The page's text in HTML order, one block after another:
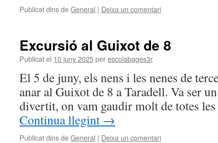
Publicat dins deGeneral | Deixa un comentari
Excursió al Guixot de 8
Publicat el 10 juny 2025perescolabages3r
El 5 de juny, els nens i les nenes de
anar al Guixot de 8 a Taradell. Va ser
divertit, on vam gaudir molt de totes
Continua llegint →
Publicat dins deGeneral | Deixa un comentari